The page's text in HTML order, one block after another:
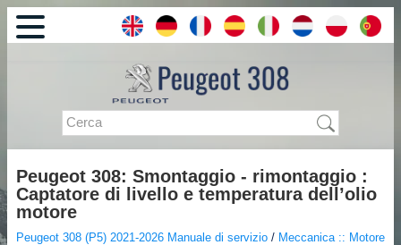
Peugeot 308: Smontaggio - rimontaggio :
Captatore di livello e temperatura dell’olio
motore
Peugeot 308 (P5) 2021-2026 Manuale di servizio / Meccanica :: Motore